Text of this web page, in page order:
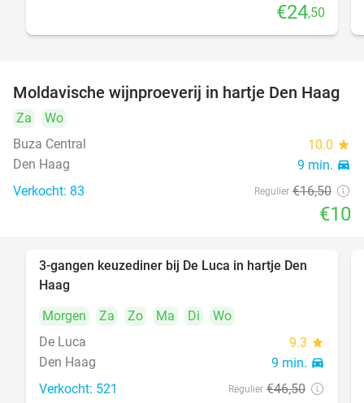
€24,50
39%
Moldavische wijnproeverij in hartje Den Haag
Za
Wo
Buza Central
10.0 star
Den Haag 9 min. directions_car
Verkocht: 83 Regulier €16,50
€10
47%
3-gangen keuzediner bij De Luca in hartje Den
Haag
Morgen
Za Zo Ma Di
Wo
De Luca
9.3 star
Den Haag 9 min. directions_car
Verkocht: 521 Regulier €46,50